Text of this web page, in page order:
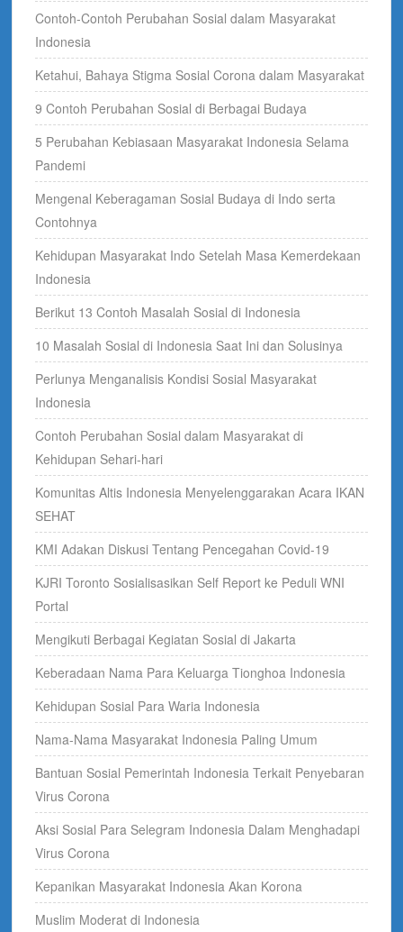
Contoh-Contoh Perubahan Sosial dalam Masyarakat
Indonesia
Ketahui, Bahaya Stigma Sosial Corona dalam Masyarakat
9 Contoh Perubahan Sosial di Berbagai Budaya
5 Perubahan Kebiasaan Masyarakat Indonesia Selama
Pandemi
Mengenal Keberagaman Sosial Budaya di Indo serta
Contohnya
Kehidupan Masyarakat Indo Setelah Masa Kemerdekaan
Indonesia
Berikut 13 Contoh Masalah Sosial di Indonesia
10 Masalah Sosial di Indonesia Saat Ini dan Solusinya
Perlunya Menganalisis Kondisi Sosial Masyarakat
Indonesia
Contoh Perubahan Sosial dalam Masyarakat di
Kehidupan Sehari-hari
Komunitas Altis Indonesia Menyelenggarakan Acara IKAN
SEHAT
KMI Adakan Diskusi Tentang Pencegahan Covid-19
KJRI Toronto Sosialisasikan Self Report ke Peduli WNI
Portal
Mengikuti Berbagai Kegiatan Sosial di Jakarta
Keberadaan Nama Para Keluarga Tionghoa Indonesia
Kehidupan Sosial Para Waria Indonesia
Nama-Nama Masyarakat Indonesia Paling Umum
Bantuan Sosial Pemerintah Indonesia Terkait Penyebaran
Virus Corona
Aksi Sosial Para Selegram Indonesia Dalam Menghadapi
Virus Corona
Kepanikan Masyarakat Indonesia Akan Korona
Muslim Moderat di Indonesia